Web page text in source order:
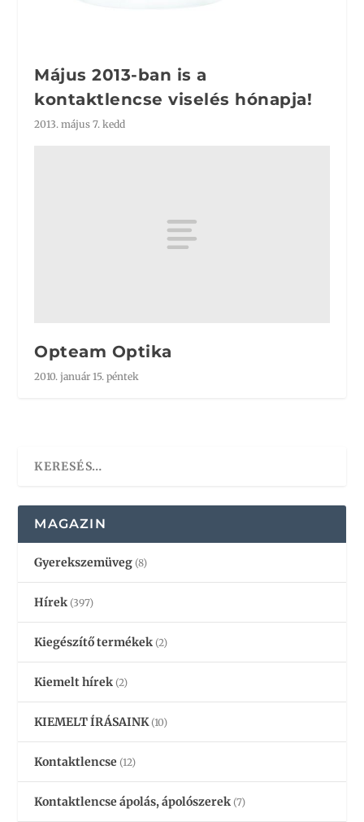
Május 2013-ban is a
kontaktlencse viselés hónapja!
2013. május 7. kedd
Opteam Optika
2010. január 15. péntek
MAGAZIN
Gyerekszemüveg (8)
Hírek (397)
Kiegészítő termékek (2)
Kiemelt hírek (2)
KIEMELT ÍRÁSAINK(10)
Kontaktlencse (12)
Kontaktlencse ápolás, ápolószerek (7)